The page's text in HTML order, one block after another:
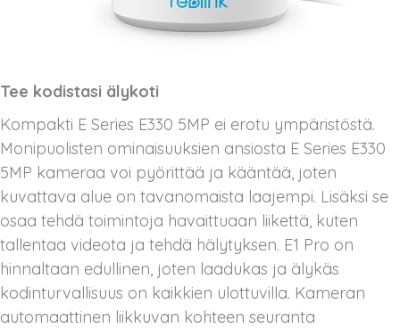
Tee kodistasi älykoti
Kompakti E Series E330 5MP ei erotu ympäristöstä.
Monipuolisten ominaisuuksien ansiosta E Series E330
5MP kameraa voi pyörittää ja kääntää, joten
kuvattava alue on tavanomaista laajempi. Lisäksi se
osaa tehdä toimintoja havaittuaan liikettä, kuten
tallentaa videota ja tehdä hälytyksen. E1 Pro on
hinnaltaan edullinen, joten laadukas ja älykäs
kodinturvallisuus on kaikkien ulottuvilla. Kameran
automaattinen liikkuvan kohteen seuranta